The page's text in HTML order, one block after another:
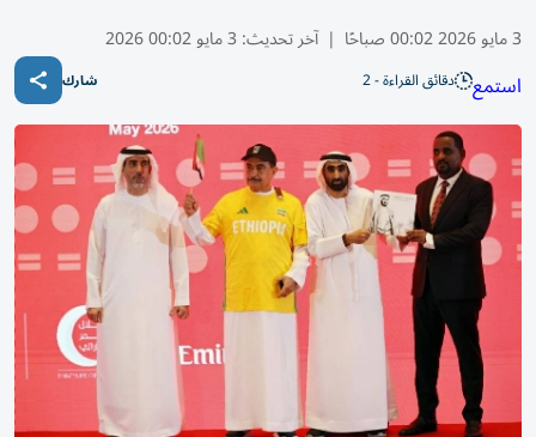
3 مايو 2026 00:02 صباحًا | آخر تحديث: 3 مايو 00:02 2026
استمع دقائق القراءة - 2 شارك